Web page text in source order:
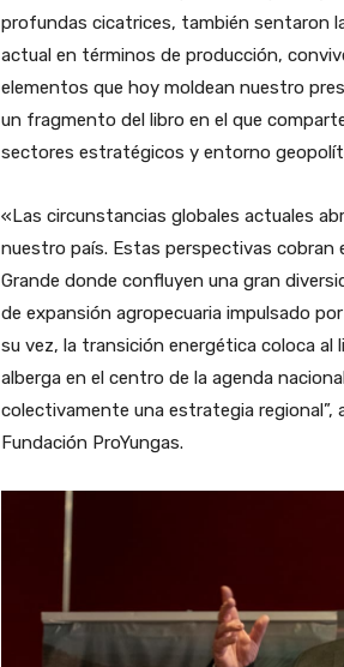
profundas cicatrices, también sentaron
actual en términos de producción,
elementos que hoy moldean nuestro
un fragmento del libro en el que
sectores estratégicos y entorno
«Las circunstancias globales actuales
nuestro país. Estas perspectivas cobran
Grande donde confluyen una gran
de expansión agropecuaria impulsado
su vez, la transición energética coloca al
alberga en el centro de la agenda
colectivamente una estrategia regional”,
Fundación ProYungas.